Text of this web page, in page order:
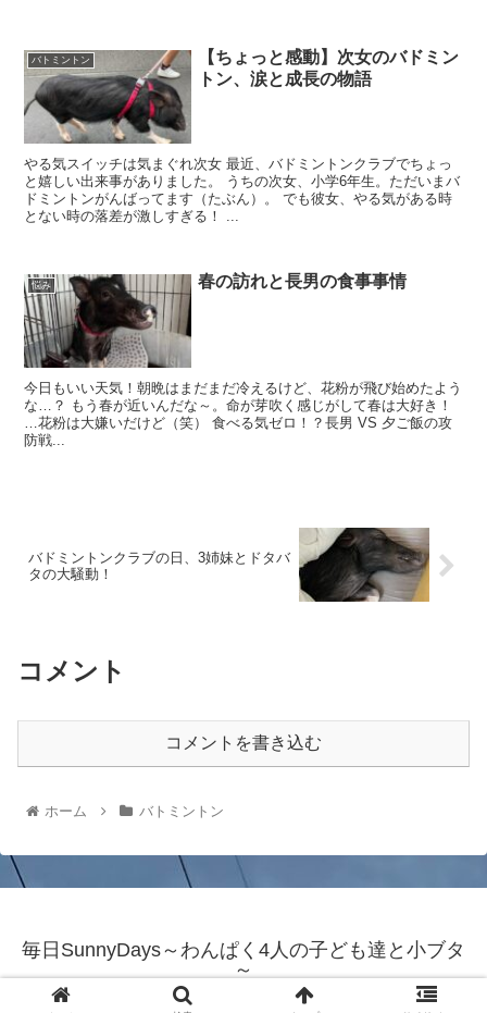
バトミントン
【ちょっと感動】次女のバドミン
トン、涙と成長の物語
やる気スイッチは気まぐれ次女 最近、バドミントンクラブでちょっ
と嬉しい出来事がありました。 うちの次女、小学6年生。ただいまバ
ドミントンがんばってます（たぶん）。 でも彼女、やる気がある時
とない時の落差が激しすぎる！ ...
悩み 春の訪れと長男の食事事情
今日もいい天気！朝晩はまだまだ冷えるけど、花粉が飛び始めたよう
な…？ もう春が近いんだな～。命が芽吹く感じがして春は大好き！
…花粉は大嫌いだけど（笑） 食べる気ゼロ！？長男 VS 夕ご飯の攻
防戦...
バドミントンクラブの日、3姉妹とドタバ
タの大騒動！
コメント
コメントを書き込む
ホーム バトミントン
毎日SunnyDays～わんぱく4人の子ども達と小ブタ
～
© 2021 毎日SunnyDays～わんぱく4人の子ども達と小ブタ～.